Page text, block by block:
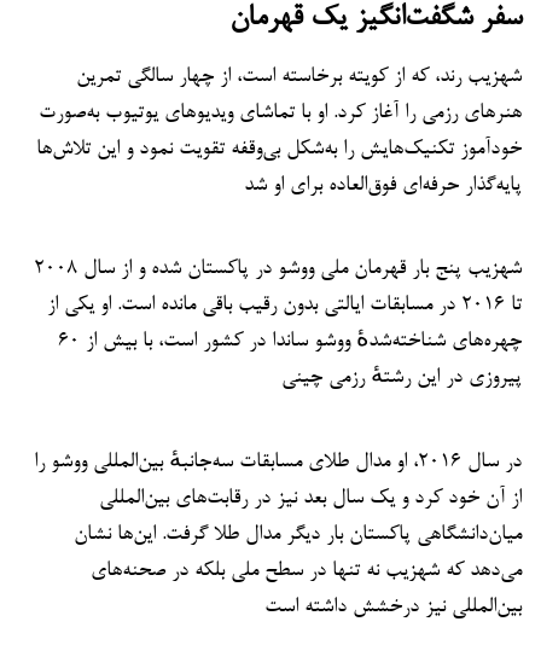
سفر شگفت‌انگیز یک قهرمان
شهزیب رند، که از کویته برخاسته است، از چهار سالگی تمرین
هنرهای رزمی را آغاز کرد. او با تماشای ویدیوهای یوتیوب به‌صورت
خودآموز تکنیک‌هایش را به‌شکل بی‌وقفه تقویت نمود و این تلاش‌ها
پایه‌گذار حرفه‌ای فوق‌العاده برای او شد
شهزیب پنج بار قهرمان ملی ووشو در پاکستان شده و از سال ۲۰۰۸
تا ۲۰۱۶ در مسابقات ایالتی بدون رقیب باقی مانده است. او یکی از
چهره‌های شناخته‌شدهٔ ووشو ساندا در کشور است، با بیش از ۶۰
پیروزی در این رشتهٔ رزمی چینی
در سال ۲۰۱۶، او مدال طلای مسابقات سه‌جانبهٔ بین‌المللی ووشو را
از آن خود کرد و یک سال بعد نیز در رقابت‌های بین‌المللی
میان‌دانشگاهی پاکستان بار دیگر مدال طلا گرفت. این‌ها نشان
می‌دهد که شهزیب نه تنها در سطح ملی بلکه در صحنه‌های
بین‌المللی نیز درخشش داشته است